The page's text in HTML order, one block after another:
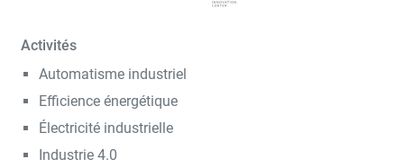
Activités
Automatisme industriel
Efficience énergétique
Électricité industrielle
Industrie 4.0